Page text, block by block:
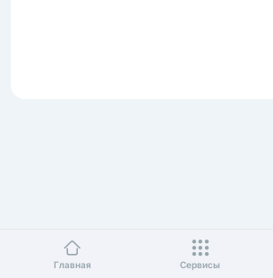
Главная Сервисы